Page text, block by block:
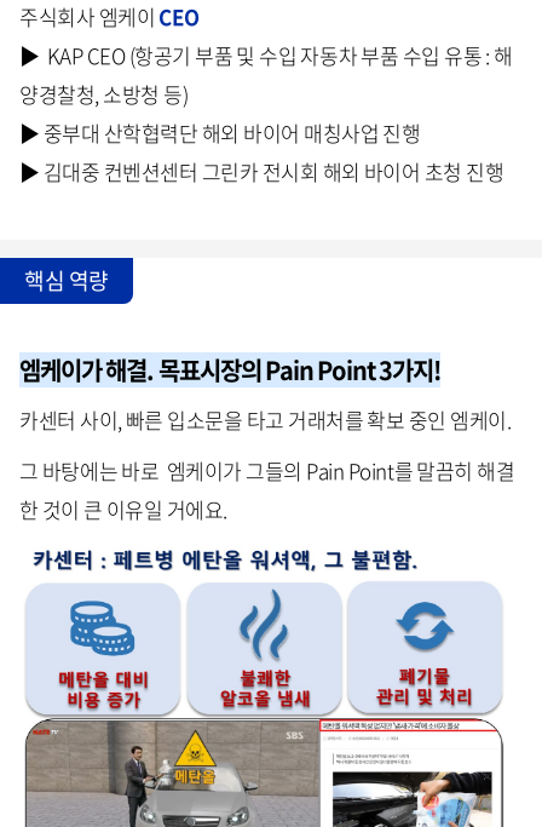
주식회사 엠케이 CEO
▶ KAP CEO (항공기 부품 및 수입 자동차 부품 수입 유통 : 해
양경찰청, 소방청 등)
▶ 중부대 산학협력단 해외 바이어 매칭사업 진행
▶ 김대중 컨벤션센터 그린카 전시회 해외 바이어 초청 진행
핵심 역량
엠케이가 해결. 목표시장의 Pain Point 3가지!
카센터 사이, 빠른 입소문을 타고 거래처를 확보 중인 엠케이.
그 바탕에는 바로 엠케이가 그들의 Pain Point를 말끔히 해결
한 것이 큰 이유일 거에요.